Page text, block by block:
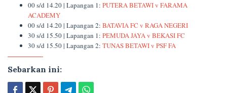
00 s/d 14.20 | Lapangan 1: PUTERA BETAWI v FARAMA
ACADEMY
00 s/d 14.20 | Lapangan 2: BATAVIA FC v RAGA NEGERI
30 s/d 15.50 | Lapangan 1: PEMUDA JAYA v BEKASI FC
30 s/d 15.50 | Lapangan 2: TUNAS BETAWI v PSF FA
Sebarkan ini: